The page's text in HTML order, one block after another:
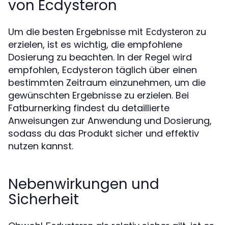
von Ecdysteron
Um die besten Ergebnisse mit Ecdysteron zu
erzielen, ist es wichtig, die empfohlene
Dosierung zu beachten. In der Regel wird
empfohlen, Ecdysteron täglich über einen
bestimmten Zeitraum einzunehmen, um die
gewünschten Ergebnisse zu erzielen. Bei
Fatburnerking findest du detaillierte
Anweisungen zur Anwendung und Dosierung,
sodass du das Produkt sicher und effektiv
nutzen kannst.
Nebenwirkungen und
Sicherheit